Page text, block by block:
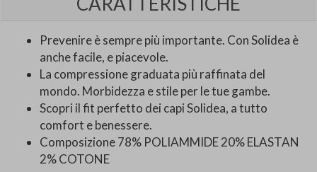
Prevenire è sempre più importante. Con Solidea è
anche facile, e piacevole.
La compressione graduata più raffinata del
mondo. Morbidezza e stile per le tue gambe.
Scopri il fit perfetto dei capi Solidea, a tutto
comfort e benessere.
Composizione 78% POLIAMMIDE 20% ELASTAN
2% COTONE